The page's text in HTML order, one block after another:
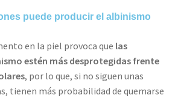
puede producir el albinismo
en la piel provoca que las
estén más desprotegidas frente
, por lo que, si no siguen unas
tienen más probabilidad de quemarse